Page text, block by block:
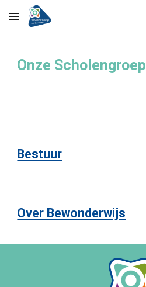
Skip to main content
Onze Scholengroep
Bestuur
Over Bewonderwijs